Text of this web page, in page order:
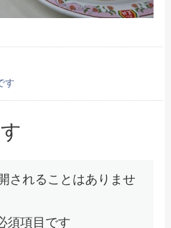
す
されることはありませ
須項目です